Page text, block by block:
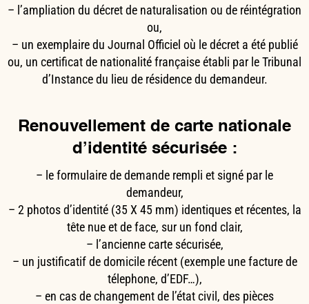
– l’ampliation du décret de naturalisation ou de réintégration
ou,
– un exemplaire du Journal Officiel où le décret a été publié
ou, un certificat de nationalité française établi par le Tribunal
d’Instance du lieu de résidence du demandeur.
Renouvellement de carte nationale
d’identité sécurisée :
– le formulaire de demande rempli et signé par le
demandeur,
– 2 photos d’identité (35 X 45 mm) identiques et récentes, la
tête nue et de face, sur un fond clair,
– l’ancienne carte sécurisée,
– un justificatif de domicile récent (exemple une facture de
télephone, d’EDF…),
– en cas de changement de l’état civil, des pièces